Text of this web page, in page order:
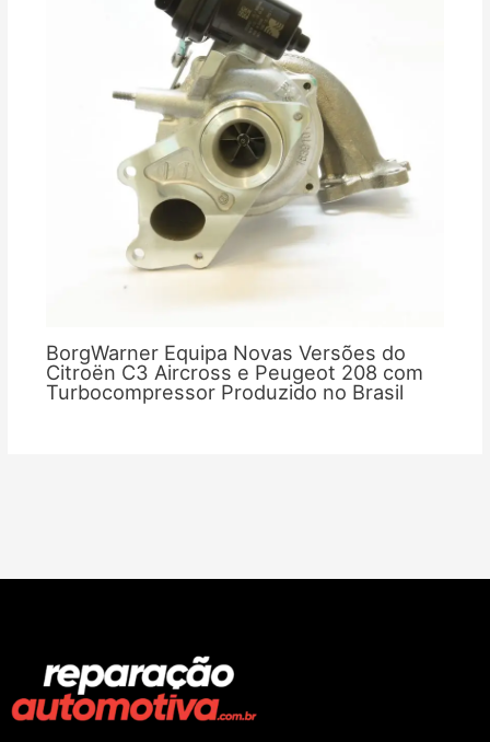
BorgWarner Equipa Novas Versões do
Citroën C3 Aircross e Peugeot 208 com
Turbocompressor Produzido no Brasil